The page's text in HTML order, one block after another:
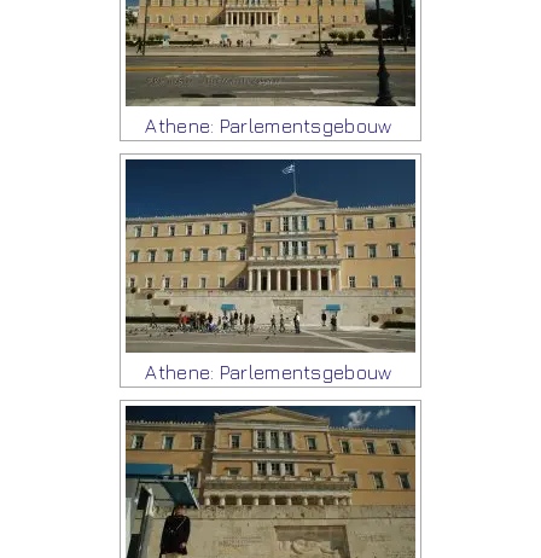
Athene: Parlementsgebouw
Athene: Parlementsgebouw